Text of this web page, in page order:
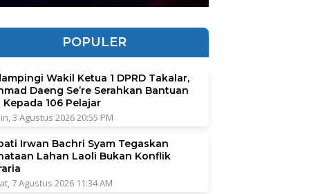
POPULER
Wakil Ketua 1 DPRD Takalar,
Daeng Se’re Serahkan Bantuan
Kepada 106 Pelajar
3 Agustus 2026 20:55 PM
Irwan Bachri Syam Tegaskan
Lahan Laoli Bukan Konflik
7 Agustus 2026 11:34 AM